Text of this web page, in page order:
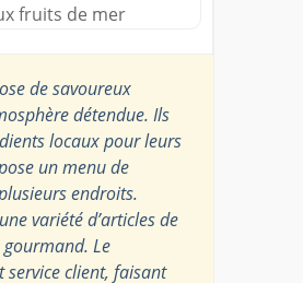
fruits de mer
de savoureux
détendue. Ils
locaux pour leurs
un menu de
endroits.
variété d’articles de
Le
service client, faisant